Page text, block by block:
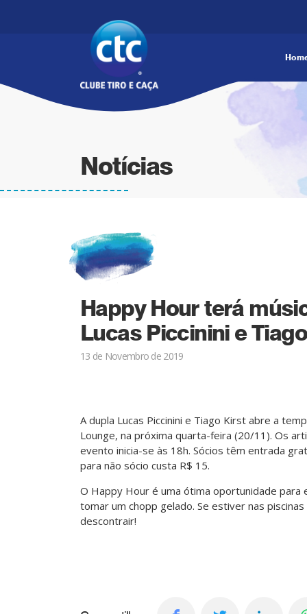
Notícias
Happy Hour terá
Lucas Piccinini e
13 de Novembro de 2019
A dupla Lucas Piccinini e Tiago Kirst abre a
Lounge, na próxima quarta-feira (20/11). Os
evento inicia-se às 18h. Sócios têm entrada
para não sócio custa R$ 15.
O Happy Hour é uma ótima oportunidade para
tomar um chopp gelado. Se estiver nas
descontrair!